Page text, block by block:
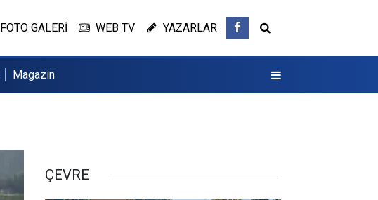
FOTO GALERİ WEB TV YAZARLAR
Magazin
ÇEVRE